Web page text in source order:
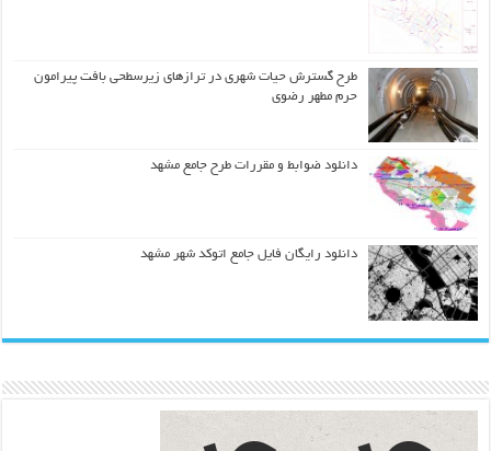
طرح گسترش حیات شهري در ترازهاي زیرسطحی بافت پیرامون
حرم مطهر رضوي
دانلود ضوابط و مقررات طرح جامع مشهد
دانلود رایگان فایل جامع اتوکد شهر مشهد